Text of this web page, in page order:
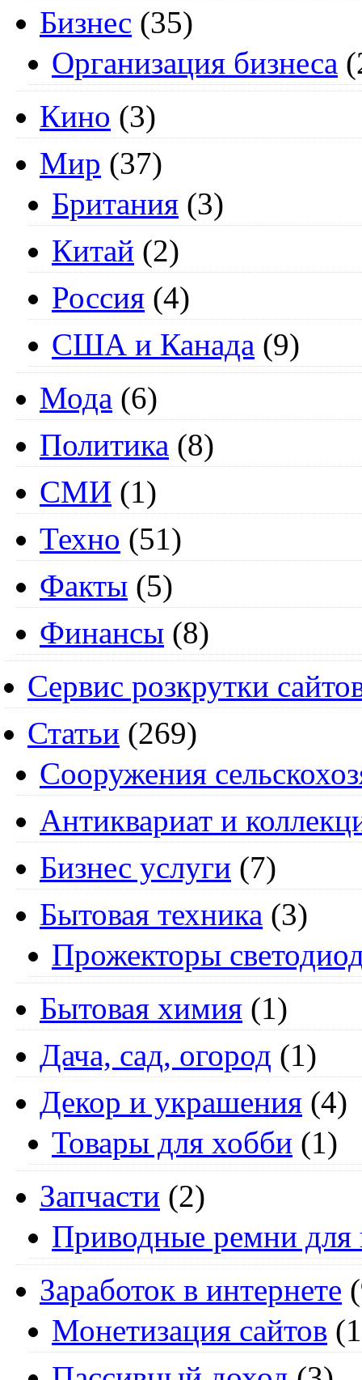
Бизнес (35)
Организация бизнеса
Кино (3)
Мир (37)
Британия (3)
Китай (2)
Россия (4)
США и Канада (9)
Мода (6)
Политика (8)
СМИ (1)
Техно (51)
Факты (5)
Финансы (8)
Сервис розкрутки
Статьи (269)
Cооружения
Антиквариат и
Бизнес услуги (7)
Бытовая техника (3)
Прожекторы
Бытовая химия (1)
Дача, сад, огород (1)
Декор и украшения (4)
Товары для хобби (1)
Запчасти (2)
Приводные ремни для
Заработок в интернете
Монетизация сайтов